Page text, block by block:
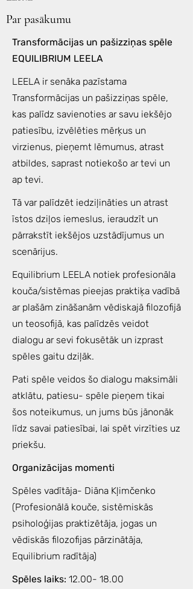
Par pasākumu
Transformācijas un pašizziņas spēle
EQUILIBRIUM LEELA
LEELA ir senāka pazīstama
Transformācijas un pašizziņas spēle,
kas palīdz savienoties ar savu iekšējo
patiesību, izvēlēties mērķus un
virzienus, pieņemt lēmumus, atrast
atbildes, saprast notiekošo ar tevi un
ap tevi.
Tā var palīdzēt iedziļināties un atrast
īstos dziļos iemeslus, ieraudzīt un
pārrakstīt iekšējos uzstādījumus un
scenārijus.
Equilibrium LEELA notiek profesionāla
kouča/sistēmas pieejas praktiķa vadībā
ar plašām zināšanām vēdiskajā filozofijā
un teosofijā, kas palīdzēs veidot
dialogu ar sevi fokusētāk un izprast
spēles gaitu dziļāk.
Pati spēle veidos šo dialogu maksimāli
atklātu, patiesu- spēle pieņem tikai
šos noteikumus, un jums būs jānonāk
līdz savai patiesībai, lai spēt virzīties uz
priekšu.
Organizācijas momenti
Spēles vadītāja- Diāna Kļimčenko
(Profesionālā kouče, sistēmiskās
psiholoģijas praktizētāja, jogas un
vēdiskās filozofijas pārzinātāja,
Equilibrium radītāja)
Spēles laiks: 12.00- 18.00